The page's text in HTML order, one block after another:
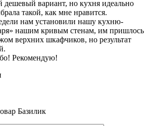
дешевый вариант, но кухня идеально
такой, как мне нравится.
нам установили нашу кухню-
нашим кривым стенам, им пришлось
верхних шкафчиков, но результат
Рекомендую!
Базилик